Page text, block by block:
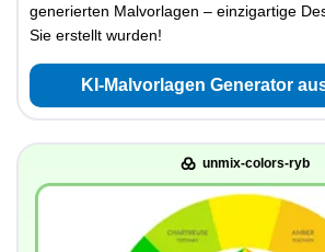
generierten Malvorlagen – einzigartige
Sie erstellt wurden!
KI-Malvorlagen Generator
unmix-colors-ryb